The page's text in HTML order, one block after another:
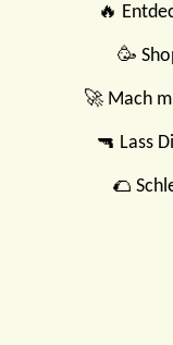
🔥
🥳
🚀 Mach
🔫 Lass
🌮